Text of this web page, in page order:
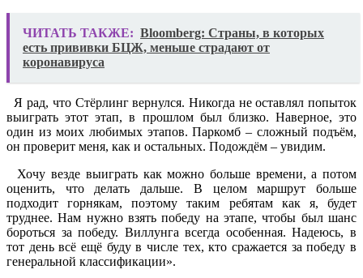
ЧИТАТЬ ТАКЖЕ: Bloomberg: Страны, в которых
есть прививки БЦЖ, меньше страдают от
коронавируса
Я рад, что Стёрлинг вернулся. Никогда не оставлял попыток
выиграть этот этап, в прошлом был близко. Наверное, это
один из моих любимых этапов. Паркомб – сложный подъём,
он проверит меня, как и остальных. Подождём – увидим.
Хочу везде выиграть как можно больше времени, а потом
оценить, что делать дальше. В целом маршрут больше
подходит горнякам, поэтому таким ребятам как я, будет
труднее. Нам нужно взять победу на этапе, чтобы был шанс
бороться за победу. Виллунга всегда особенная. Надеюсь, в
тот день всё ещё буду в числе тех, кто сражается за победу в
генеральной классификации».